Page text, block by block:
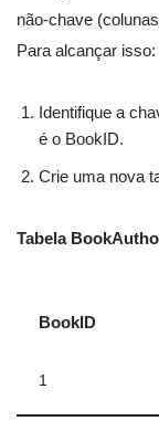
não-chave
Para alcançar isso:
Identifique a
é o BookID.
Crie uma nova
Tabela
BookID
1